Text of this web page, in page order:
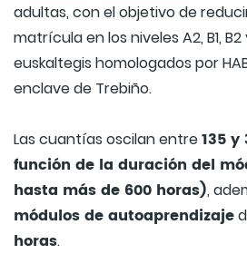
adultas, con el objetivo de
matrícula en los niveles A2, B1, B2
euskaltegis homologados por
enclave de Trebiño.
Las cuantías oscilan entre135 y
función de la duración del
hasta más de 600 horas),
módulos de autoaprendizaje
horas.